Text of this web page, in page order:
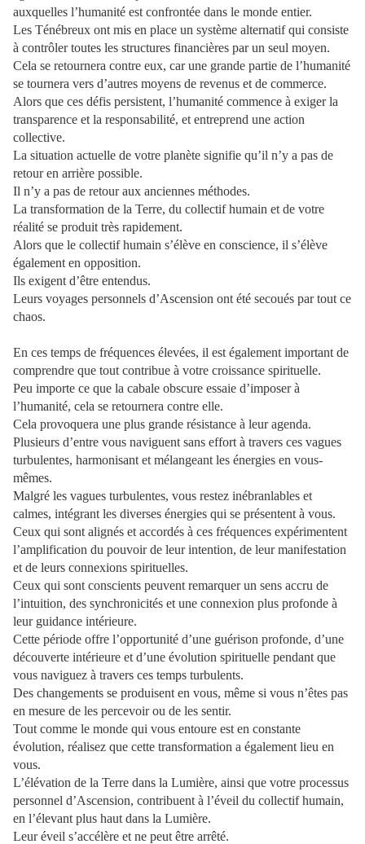
auxquelles l’humanité est confrontée dans le monde entier.
Les Ténébreux ont mis en place un système alternatif qui consiste
à contrôler toutes les structures financières par un seul moyen.
Cela se retournera contre eux, car une grande partie de l’humanité
se tournera vers d’autres moyens de revenus et de commerce.
Alors que ces défis persistent, l’humanité commence à exiger la
transparence et la responsabilité, et entreprend une action
collective.
La situation actuelle de votre planète signifie qu’il n’y a pas de
retour en arrière possible.
Il n’y a pas de retour aux anciennes méthodes.
La transformation de la Terre, du collectif humain et de votre
réalité se produit très rapidement.
Alors que le collectif humain s’élève en conscience, il s’élève
également en opposition.
Ils exigent d’être entendus.
Leurs voyages personnels d’Ascension ont été secoués par tout ce
chaos.
En ces temps de fréquences élevées, il est également important de
comprendre que tout contribue à votre croissance spirituelle.
Peu importe ce que la cabale obscure essaie d’imposer à
l’humanité, cela se retournera contre elle.
Cela provoquera une plus grande résistance à leur agenda.
Plusieurs d’entre vous naviguent sans effort à travers ces vagues
turbulentes, harmonisant et mélangeant les énergies en vous-
mêmes.
Malgré les vagues turbulentes, vous restez inébranlables et
calmes, intégrant les diverses énergies qui se présentent à vous.
Ceux qui sont alignés et accordés à ces fréquences expérimentent
l’amplification du pouvoir de leur intention, de leur manifestation
et de leurs connexions spirituelles.
Ceux qui sont conscients peuvent remarquer un sens accru de
l’intuition, des synchronicités et une connexion plus profonde à
leur guidance intérieure.
Cette période offre l’opportunité d’une guérison profonde, d’une
découverte intérieure et d’une évolution spirituelle pendant que
vous naviguez à travers ces temps turbulents.
Des changements se produisent en vous, même si vous n’êtes pas
en mesure de les percevoir ou de les sentir.
Tout comme le monde qui vous entoure est en constante
évolution, réalisez que cette transformation a également lieu en
vous.
L’élévation de la Terre dans la Lumière, ainsi que votre processus
personnel d’Ascension, contribuent à l’éveil du collectif humain,
en l’élevant plus haut dans la Lumière.
Leur éveil s’accélère et ne peut être arrêté.